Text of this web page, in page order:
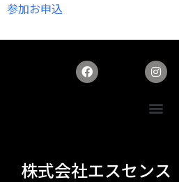
参加お申込
株式会社エスセンス